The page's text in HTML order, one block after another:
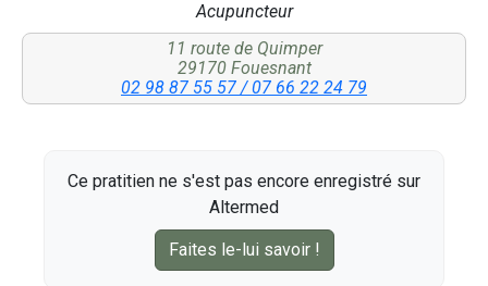
Acupuncteur
11 route de Quimper
29170 Fouesnant
02 98 87 55 57 / 07 66 22 24 79
Ce pratitien ne s'est pas encore enregistré sur
Altermed
Faites le-lui savoir !